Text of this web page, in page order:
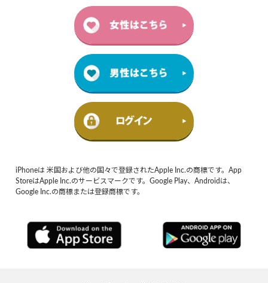
iPhoneは 米国および他の国々で登録されたApple Inc.の商標です。App
StoreはApple Inc.のサービスマークです。Google Play、Androidは、
Google Inc.の商標または登録商標です。